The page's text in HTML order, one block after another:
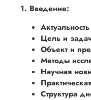
1. Введение:
Цель и
Объект и
Методы
Научная
Структура